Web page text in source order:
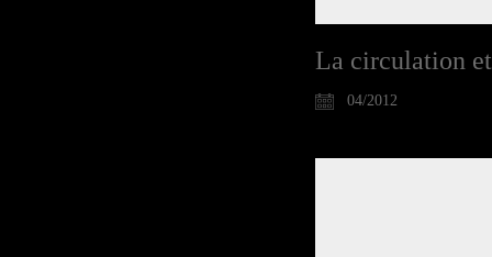
La circulation
04/2012